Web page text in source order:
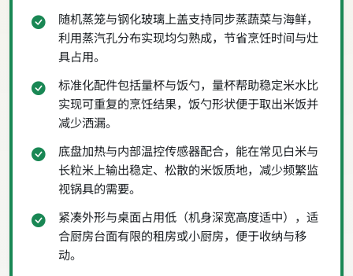
随机蒸笼与钢化玻璃上盖支持同步蒸蔬菜与海鲜，
利用蒸汽孔分布实现均匀熟成，节省烹饪时间与灶
具占用。
标准化配件包括量杯与饭勺，量杯帮助稳定米水比
实现可重复的烹饪结果，饭勺形状便于取出米饭并
减少洒漏。
底盘加热与内部温控传感器配合，能在常见白米与
长粒米上输出稳定、松散的米饭质地，减少频繁监
视锅具的需要。
紧凑外形与桌面占用低（机身深宽高度适中），适
合厨房台面有限的租房或小厨房，便于收纳与移
动。